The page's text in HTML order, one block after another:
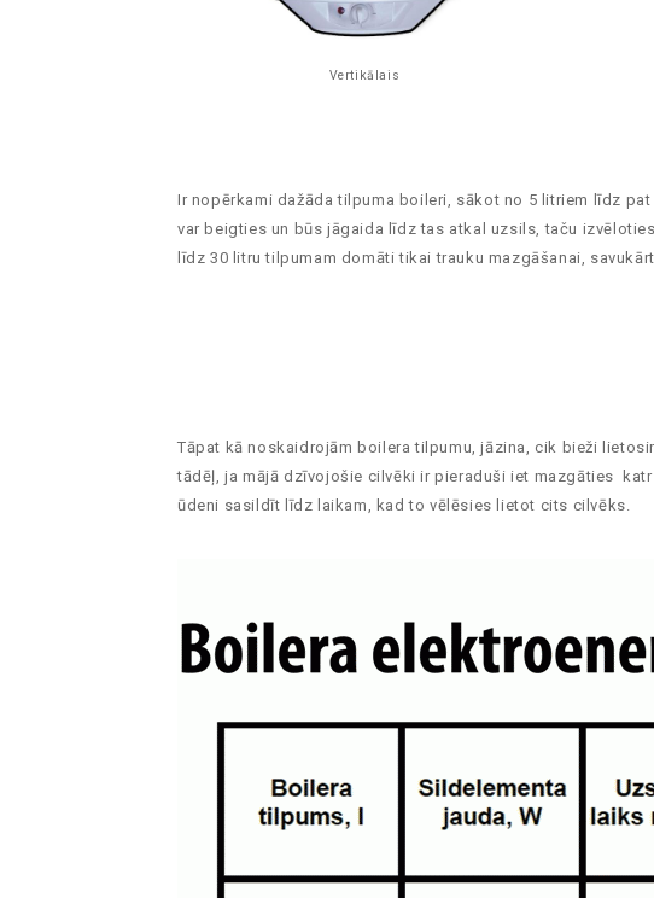
Vertikālais
Ir nopērkami dažāda tilpuma boileri, sākot no 5 litriem līdz
var beigties un būs jāgaida līdz tas atkal uzsils, taču
līdz 30 litru tilpumam domāti tikai trauku mazgāšanai,
Tāpat kā noskaidrojām boilera tilpumu, jāzina, cik bieži
tādēļ, ja mājā dzīvojošie cilvēki ir pieraduši iet mazgāties
ūdeni sasildīt līdz laikam, kad to vēlēsies lietot cits cilvēks.